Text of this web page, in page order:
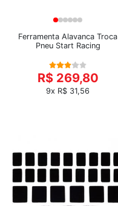
Ferramenta Alavanca Troca
Pneu Start Racing
R$ 269,80
9x R$ 31,56